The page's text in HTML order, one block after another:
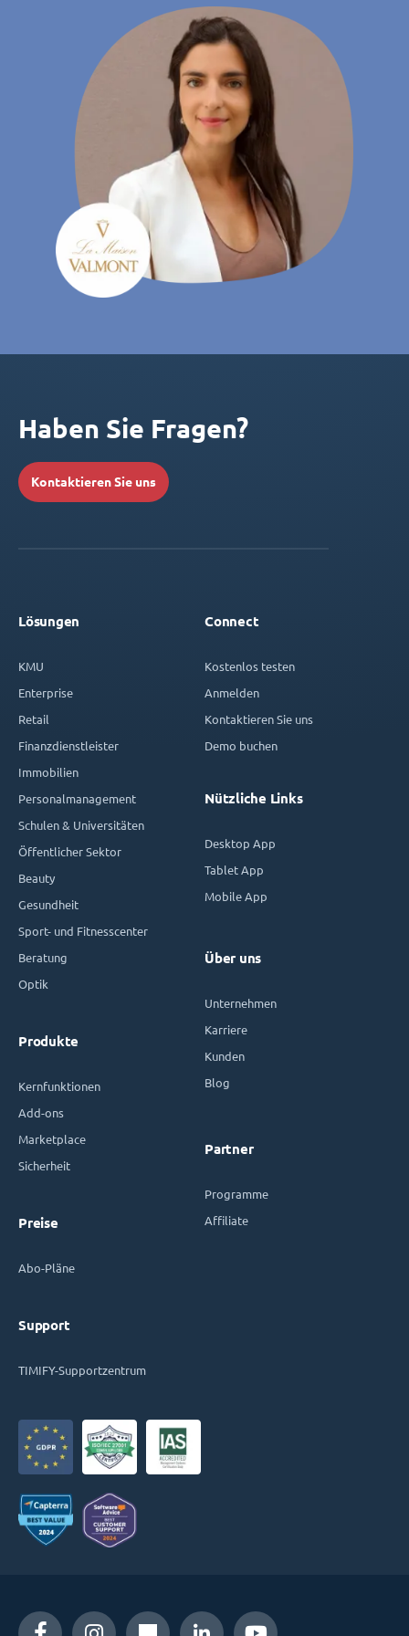
Haben Sie Fragen?
Kontaktieren Sie uns
Lösungen
KMU
Enterprise
Retail
Finanzdienstleister
Immobilien
Personalmanagement
Schulen & Universitäten
Öffentlicher Sektor
Beauty
Gesundheit
Sport- und Fitnesscenter
Beratung
Optik
Produkte
Kernfunktionen
Add-ons
Marketplace
Sicherheit
Preise
Abo-Pläne
Support
TIMIFY-Supportzentrum
Connect
Kostenlos testen
Anmelden
Kontaktieren Sie uns
Demo buchen
Nützliche Links
Desktop App
Tablet App
Mobile App
Über uns
Unternehmen
Karriere
Kunden
Blog
Partner
Programme
Affiliate